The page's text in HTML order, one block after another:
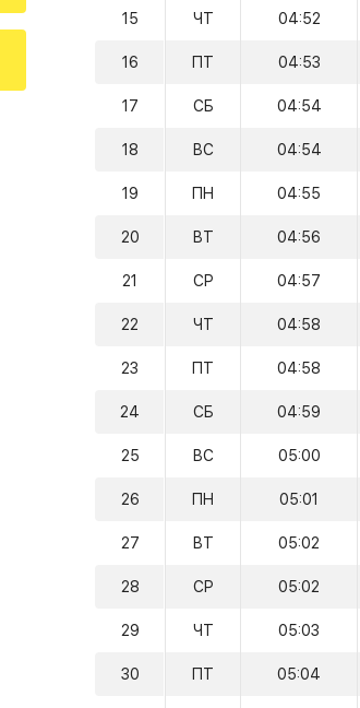
15 ЧТ 04:52
16 ПТ 04:53
17 СБ 04:54
18 ВС 04:54
19 ПН 04:55
20 ВТ 04:56
21 СР 04:57
22 ЧТ 04:58
23 ПТ 04:58
24 СБ 04:59
25 ВС 05:00
26 ПН 05:01
27 ВТ 05:02
28 СР 05:02
29 ЧТ 05:03
30 ПТ 05:04